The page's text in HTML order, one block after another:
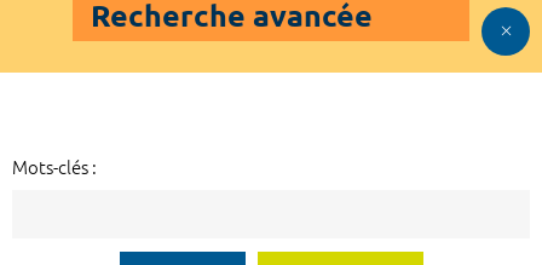
Recherche avancée
Mots-clés :